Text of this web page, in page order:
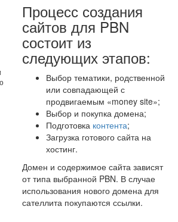
Процесс создания
сайтов для PBN
состоит из
следующих этапов:
Выбор тематики, родственной
или совпадающей с
продвигаемым «money site»;
Выбор и покупка домена;
Подготовка контента;
Загрузка готового сайта на
хостинг.
Домен и содержимое сайта зависят
от типа выбранной PBN. В случае
использования нового домена для
сателлита покупаются ссылки.